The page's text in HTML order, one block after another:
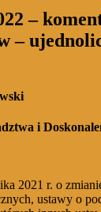
–
–
i
2021 r. o
ustawy o